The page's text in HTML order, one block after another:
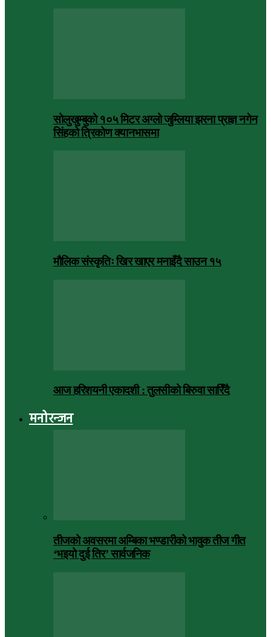
सोलुखुम्बुको १०५ मिटर अग्लो जुम्लिया झरना प्राज्ञ नगेन
सिंहको त्रिकोण क्यानभासमा
मौलिक संस्कृतिः खिर खाएर मनाइँदै साउन १५
आज हरिशयनी एकादशी : तुलसीको बिरुवा सारिँदै
मनोरन्जन
तीजको अवसरमा अम्बिका भण्डारीको भावुक तीज गीत
‘भइयो दुई तिर’ सार्वजनिक